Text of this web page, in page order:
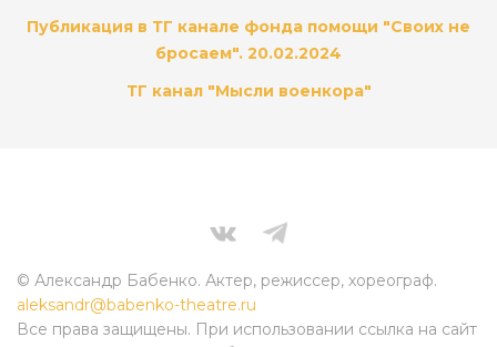
Публикация в ТГ канале фонда помощи "Своих не
бросаем". 20.02.2024
ТГ канал "Мысли военкора"
© Александр Бабенко. Актер, режиссер, хореограф.
aleksandr@babenko-theatre.ru
Все права защищены. При использовании ссылка на сайт